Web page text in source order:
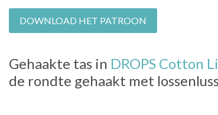
DOWNLOAD HET PATROON
Gehaakte tas in DROPS Cotton
de rondte gehaakt met